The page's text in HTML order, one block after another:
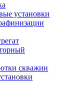
установки
скважин